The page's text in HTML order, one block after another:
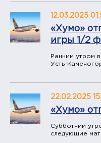
12.03.2025
«Хумо»
игры 1/2
Ранним утром
Усть-
22.02.2025
«Хумо»
Субботним
следующие